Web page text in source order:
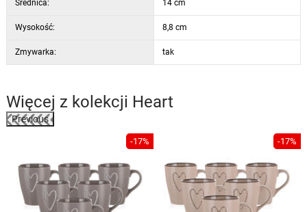
Średnica: 14 cm
Wysokość: 8,8 cm
Zmywarka: tak
Więcej z kolekcji Heart
Previous
-17% -17%